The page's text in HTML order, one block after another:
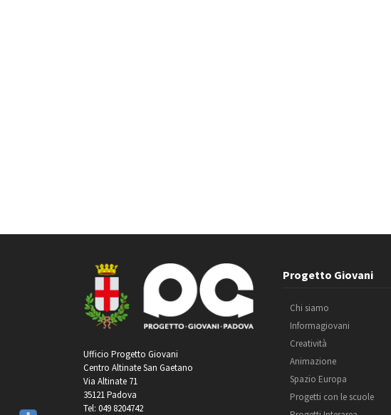
Ufficio Progetto Giovani
Centro Altinate San Gaetano
Via Altinate 71
35121 Padova
Tel: 049 8204742
Progetto Giovani
Chi siamo
Informagiovani
Creatività
Animazione
Spazio Europa
Progetti con le scuole